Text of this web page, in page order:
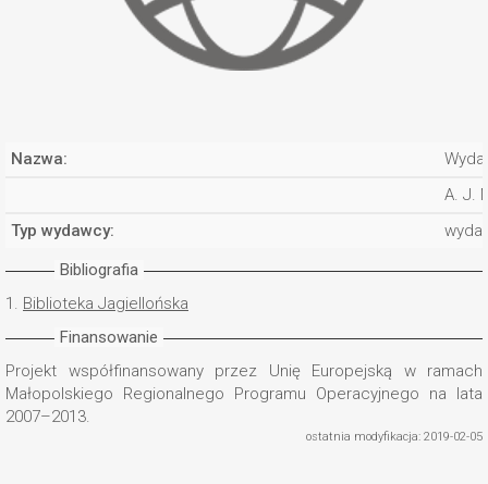
Nazwa:
A. J.
Typ wydawcy:
Bibliografia
1. Biblioteka Jagiellońska
Finansowanie
Projekt współfinansowany przez Unię Europejską w ramach
Małopolskiego Regionalnego Programu Operacyjnego na lata
2007–2013.
ostatnia modyfikacja: 2019-02-05